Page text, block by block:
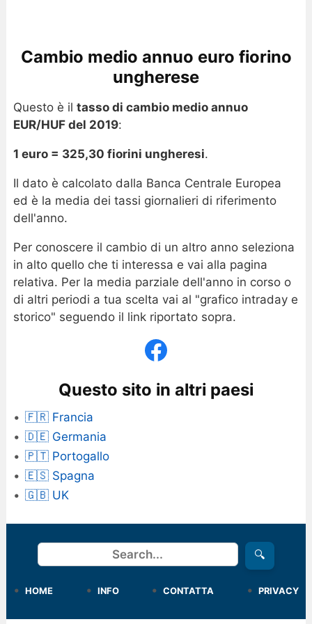
Cambio medio annuo euro fiorino
ungherese
Questo è il tasso di cambio medio annuo
EUR/HUF del 2019:
1 euro = 325,30 fiorini ungheresi.
Il dato è calcolato dalla Banca Centrale Europea
ed è la media dei tassi giornalieri di riferimento
dell'anno.
Per conoscere il cambio di un altro anno seleziona
in alto quello che ti interessa e vai alla pagina
relativa. Per la media parziale dell'anno in corso o
di altri periodi a tua scelta vai al "grafico intraday e
storico" seguendo il link riportato sopra.
Questo sito in altri paesi
🇫🇷 Francia
🇩🇪 Germania
🇵🇹 Portogallo
🇪🇸 Spagna
🇬🇧 UK
Cerca 🔍
HOME INFO CONTATTA PRIVACY